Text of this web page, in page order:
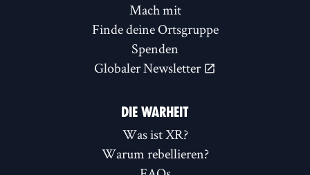
Mach mit
Finde deine Ortsgruppe
Spenden
Globaler Newsletter
DIE WARHEIT
Was ist XR?
Warum rebellieren?